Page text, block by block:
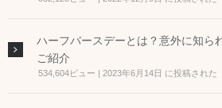
ハーフバースデーとは？意外に知ら
ご紹介
534,604ビュー 2023年6月14日 に投稿された